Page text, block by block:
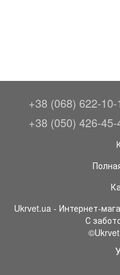
+38 (068) 622-10-
+38 (050) 426-45-
Ukrvet.ua - Интернет-
С